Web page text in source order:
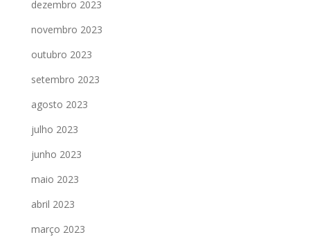
dezembro 2023
novembro 2023
outubro 2023
setembro 2023
agosto 2023
julho 2023
junho 2023
maio 2023
abril 2023
março 2023